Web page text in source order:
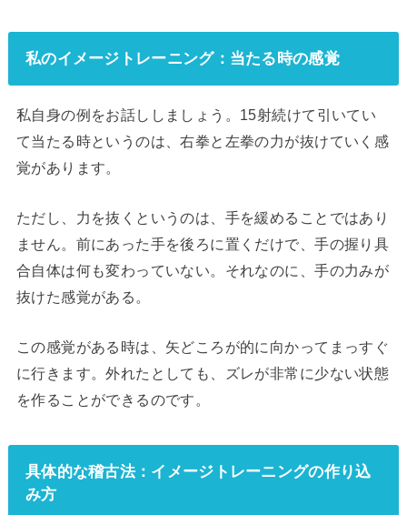
私のイメージトレーニング：当たる時の感覚
私自身の例をお話ししましょう。15射続けて引いてい
て当たる時というのは、右拳と左拳の力が抜けていく感
覚があります。
ただし、力を抜くというのは、手を緩めることではあり
ません。前にあった手を後ろに置くだけで、手の握り具
合自体は何も変わっていない。それなのに、手の力みが
抜けた感覚がある。
この感覚がある時は、矢どころが的に向かってまっすぐ
に行きます。外れたとしても、ズレが非常に少ない状態
を作ることができるのです。
具体的な稽古法：イメージトレーニングの作り込
み方